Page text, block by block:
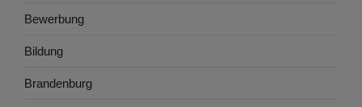
Bewerbung
Bildung
Brandenburg